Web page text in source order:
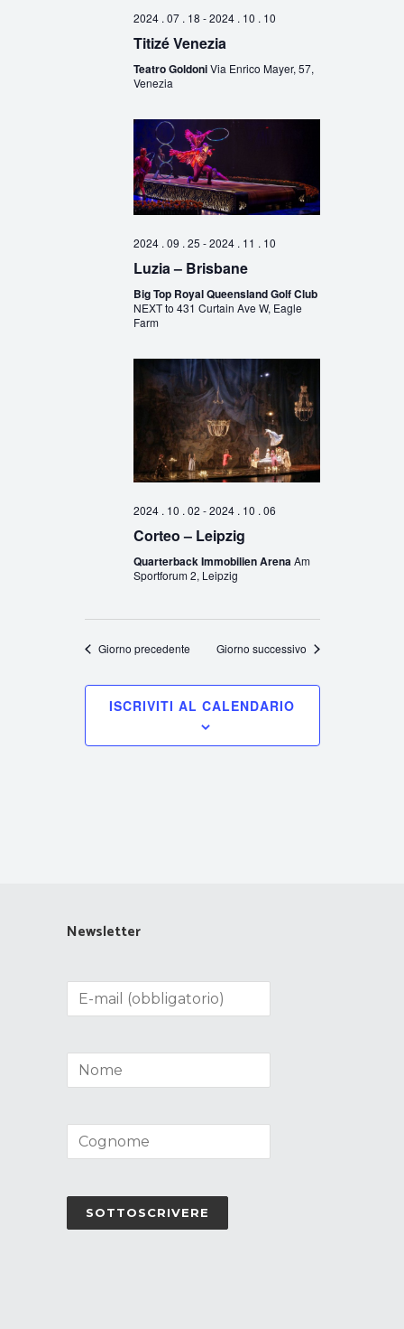
2024 . 07 . 18 -2024 . 10 . 10
Titizé Venezia
Teatro GoldoniVia Enrico Mayer, 57,
Venezia
2024 . 09 . 25 -2024 . 11 . 10
Luzia – Brisbane
Big Top Royal Queensland Golf Club
NEXT to 431 Curtain Ave W, Eagle
Farm
2024 . 10 . 02 -2024 . 10 . 06
Corteo – Leipzig
Quarterback Immobilien ArenaAm
Sportforum 2, Leipzig
Giorno precedente Giorno successivo
ISCRIVITI AL CALENDARIO
Newsletter